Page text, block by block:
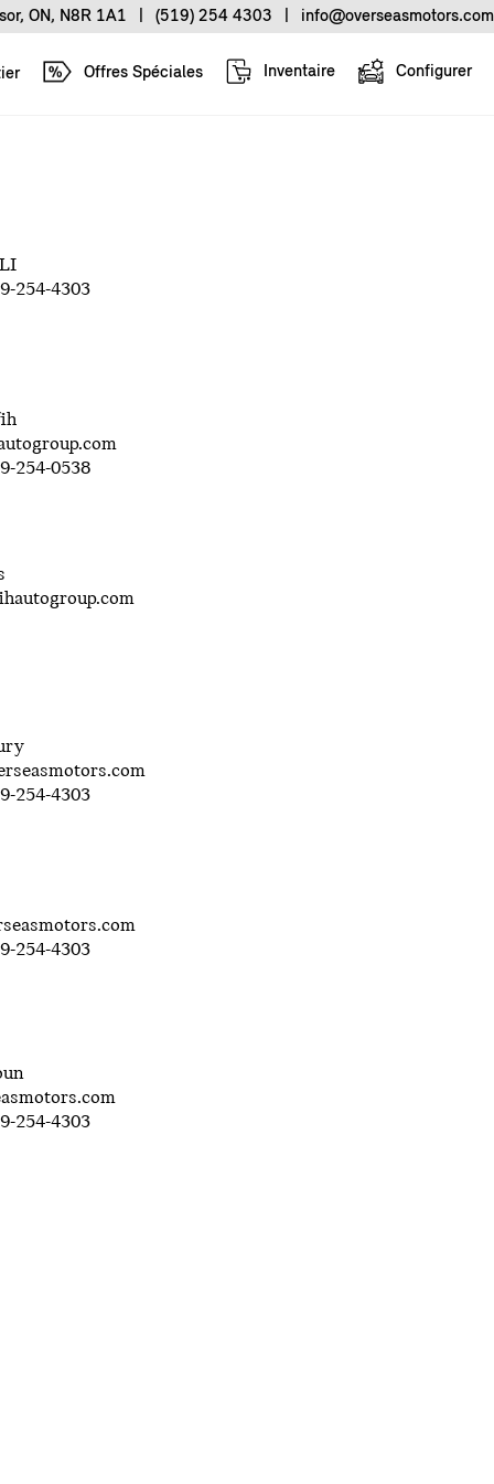
ON, N8R 1A1 (519) 254 4303 info@overseasmotors.com
Offres Spéciales Inventaire Configurer
254-4303
254-0538
254-4303
254-4303
254-4303